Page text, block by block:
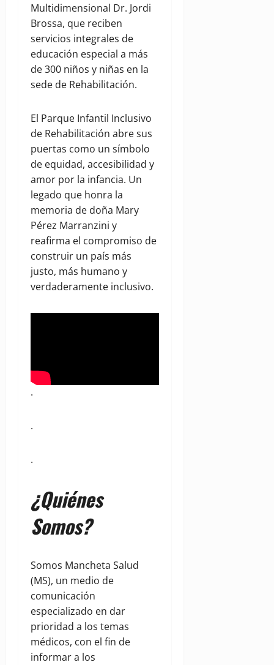
Multidimensional Dr. Jordi
Brossa, que reciben
servicios integrales de
educación especial a más
de 300 niños y niñas en la
sede de Rehabilitación.
El Parque Infantil Inclusivo
de Rehabilitación abre sus
puertas como un símbolo
de equidad, accesibilidad y
amor por la infancia. Un
legado que honra la
memoria de doña Mary
Pérez Marranzini y
reafirma el compromiso de
construir un país más
justo, más humano y
verdaderamente inclusivo.
.
.
.
¿Quiénes
Somos?
Somos Mancheta Salud
(MS), un medio de
comunicación
especializado en dar
prioridad a los temas
médicos, con el fin de
informar a los